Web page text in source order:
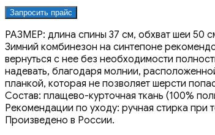
Запросить прайс
РАЗМЕР: длина спины 37 см, обхват шеи 50
Зимний комбинезон на синтепоне
вернуться с нее без необходимости
надевать, благодаря молнии,
планкой, которая не позволяет шерсти
Состав: плащево-курточная ткань (100%
Рекомендации по уходу: ручная стирка при
Произведено в России.